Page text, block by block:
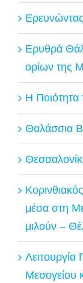
Ερυθρά
ορίων της
Η
Θαλάσσια
μέσα στη
μιλούν –
Μεσογείου